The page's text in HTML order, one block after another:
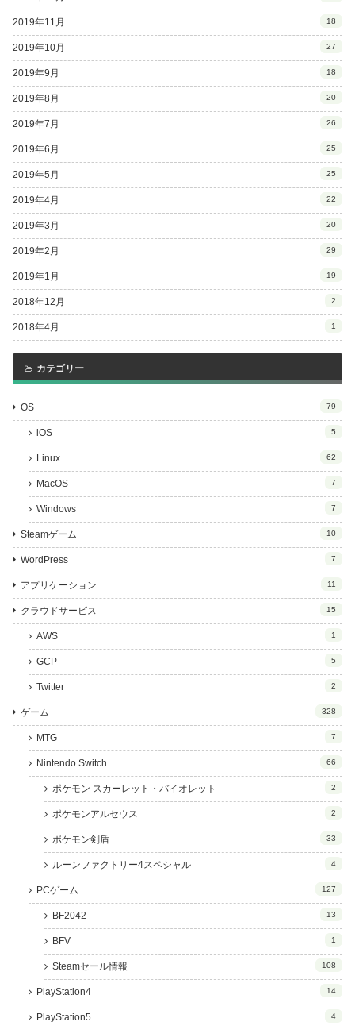
2019年11月 18
2019年10月 27
2019年9月 18
2019年8月 20
2019年7月 26
2019年6月 25
2019年5月 25
2019年4月 22
2019年3月 20
2019年2月 29
2019年1月 19
2018年12月 2
2018年4月 1
カテゴリー
OS 79
iOS 5
Linux 62
MacOS 7
Windows 7
Steamゲーム 10
WordPress 7
アプリケーション 11
クラウドサービス 15
AWS 1
GCP 5
Twitter 2
ゲーム 328
MTG 7
Nintendo Switch 66
ポケモン スカーレット・バイオレット 2
ポケモンアルセウス 2
ポケモン剣盾 33
ルーンファクトリー4スペシャル 4
PCゲーム 127
BF2042 13
BFV 1
Steamセール情報 108
PlayStation4 14
PlayStation5 4